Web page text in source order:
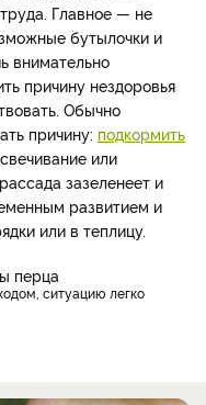
Главное — не
бутылочки и
внимательно
причину нездоровья
Обычно
причину: подкормить
или
зазеленеет и
развитием и
или в теплицу.